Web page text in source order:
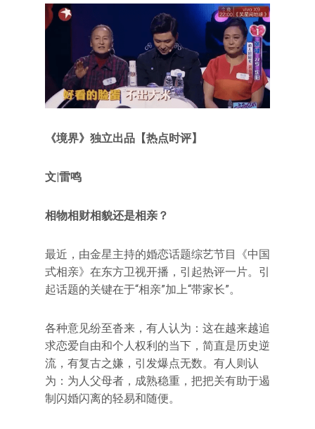
《境界》独立出品【热点时评】
文|雷鸣
相物相财相貌还是相亲？
最近，由金星主持的婚恋话题综艺节目《中国
式相亲》在东方卫视开播，引起热评一片。引
起话题的关键在于“相亲”加上“带家长”。
各种意见纷至沓来，有人认为：这在越来越追
求恋爱自由和个人权利的当下，简直是历史逆
流，有复古之嫌，引发爆点无数。有人则认
为：为人父母者，成熟稳重，把把关有助于遏
制闪婚闪离的轻易和随便。